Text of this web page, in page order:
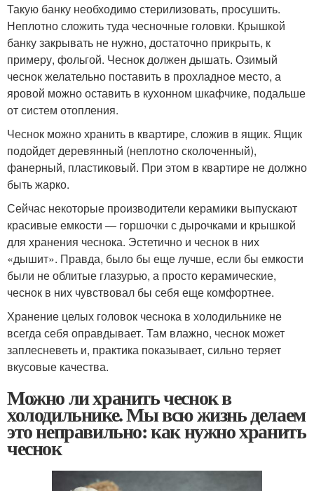
Такую банку необходимо стерилизовать, просушить.
Неплотно сложить туда чесночные головки. Крышкой
банку закрывать не нужно, достаточно прикрыть, к
примеру, фольгой. Чеснок должен дышать. Озимый
чеснок желательно поставить в прохладное место, а
яровой можно оставить в кухонном шкафчике, подальше
от систем отопления.
Чеснок можно хранить в квартире, сложив в ящик. Ящик
подойдет деревянный (неплотно сколоченный),
фанерный, пластиковый. При этом в квартире не должно
быть жарко.
Сейчас некоторые производители керамики выпускают
красивые емкости — горшочки с дырочками и крышкой
для хранения чеснока. Эстетично и чеснок в них
«дышит». Правда, было бы еще лучше, если бы емкости
были не облитые глазурью, а просто керамические,
чеснок в них чувствовал бы себя еще комфортнее.
Хранение целых головок чеснока в холодильнике не
всегда себя оправдывает. Там влажно, чеснок может
заплесневеть и, практика показывает, сильно теряет
вкусовые качества.
Можно ли хранить чеснок в
холодильнике. Мы всю жизнь делаем
это неправильно: как нужно хранить
чеснок